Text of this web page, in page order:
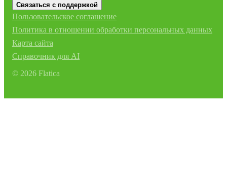
Связаться с поддержкой
Пользовательское соглашение
Политика в отношении обработки персональных данных
Карта сайта
Справочник для AI
© 2026 Flatica